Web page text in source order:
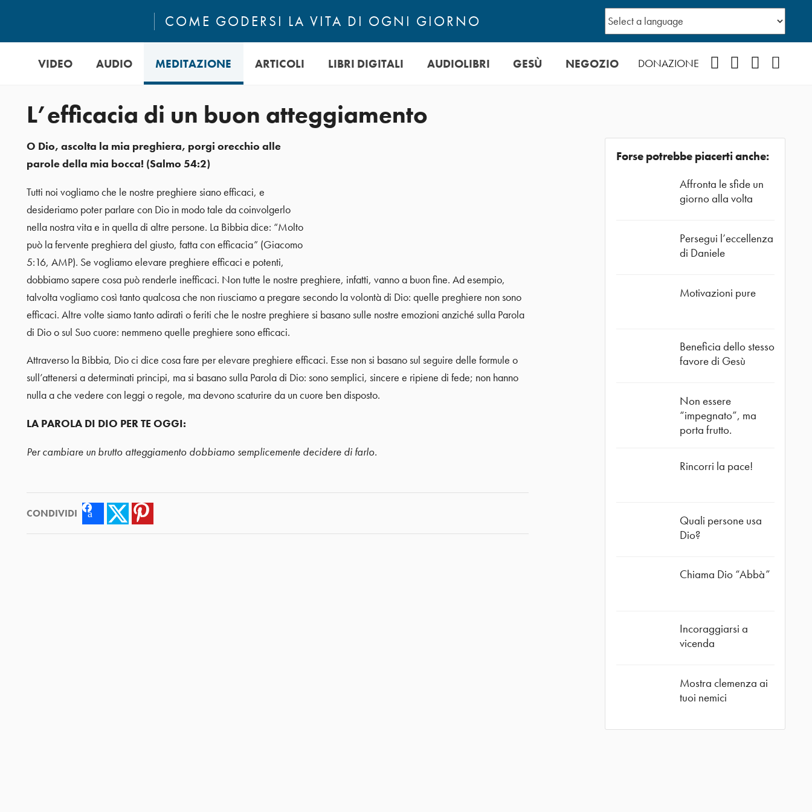
COME GODERSI LA VITA DI OGNI GIORNO
VIDEO AUDIO MEDITAZIONE ARTICOLI LIBRI DIGITALI AUDIOLIBRI GESÙ NEGOZIO DONAZIONE
L’efficacia di un buon atteggiamento
O Dio, ascolta la mia preghiera, porgi orecchio alle
parole della mia bocca! (Salmo 54:2)
Tutti noi vogliamo che le nostre preghiere siano efficaci, e
desideriamo poter parlare con Dio in modo tale da coinvolgerlo
nella nostra vita e in quella di altre persone. La Bibbia dice: “Molto
può la fervente preghiera del giusto, fatta con efficacia” (Giacomo
5:16, AMP). Se vogliamo elevare preghiere efficaci e potenti,
dobbiamo sapere cosa può renderle inefficaci. Non tutte le nostre preghiere, infatti, vanno a buon fine. Ad esempio,
talvolta vogliamo così tanto qualcosa che non riusciamo a pregare secondo la volontà di Dio: quelle preghiere non sono
efficaci. Altre volte siamo tanto adirati o feriti che le nostre preghiere si basano sulle nostre emozioni anziché sulla Parola
di Dio o sul Suo cuore: nemmeno quelle preghiere sono efficaci.
Attraverso la Bibbia, Dio ci dice cosa fare per elevare preghiere efficaci. Esse non si basano sul seguire delle formule o
sull’attenersi a determinati principi, ma si basano sulla Parola di Dio: sono semplici, sincere e ripiene di fede; non hanno
nulla a che vedere con leggi o regole, ma devono scaturire da un cuore ben disposto.
LA PAROLA DI DIO PER TE OGGI:
Per cambiare un brutto atteggiamento dobbiamo semplicemente decidere di farlo.
CONDIVIDI FacebookTwitter
Forse potrebbe piacerti anche:
Affronta le sfide un
giorno alla volta
Persegui l’eccellenza
di Daniele
Motivazioni pure
Beneficia dello stesso
favore di Gesù
Non essere
“impegnato”, ma
porta frutto.
Rincorri la pace!
Quali persone usa
Dio?
Chiama Dio “Abbà”
Incoraggiarsi a
vicenda
Mostra clemenza ai
tuoi nemici